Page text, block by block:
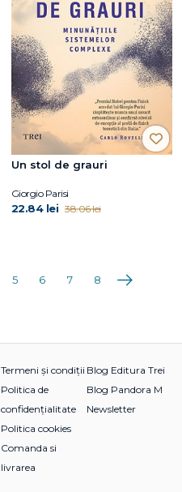
Un stol de grauri
Giorgio Parisi
22.84 lei 38.06 lei
5 6 7 8 Următoarea
Termeni și condiții
Politica de
confidențialitate
Politica cookies
Comanda si
livrarea
Blog Editura Trei
Blog Pandora M
Newsletter